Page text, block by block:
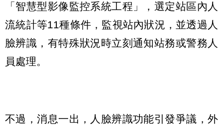
「智慧型影像監控系統工程」，選定站區內人
流統計等11種條件，監視站內狀況，並透過人
臉辨識，有特殊狀況時立刻通知站務或警務人
員處理。
不過，消息一出，人臉辨識功能引發爭議，外